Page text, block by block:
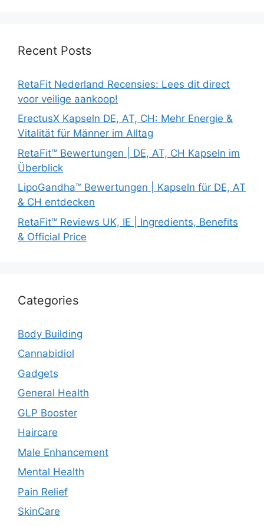
Recent Posts
RetaFit Nederland Recensies: Lees dit direct
voor veilige aankoop!
ErectusX Kapseln DE, AT, CH: Mehr Energie &
Vitalität für Männer im Alltag
RetaFit™ Bewertungen | DE, AT, CH Kapseln im
Überblick
LipoGandha™ Bewertungen | Kapseln für DE, AT
& CH entdecken
RetaFit™ Reviews UK, IE | Ingredients, Benefits
& Official Price
Categories
Body Building
Cannabidiol
Gadgets
General Health
GLP Booster
Haircare
Male Enhancement
Mental Health
Pain Relief
SkinCare